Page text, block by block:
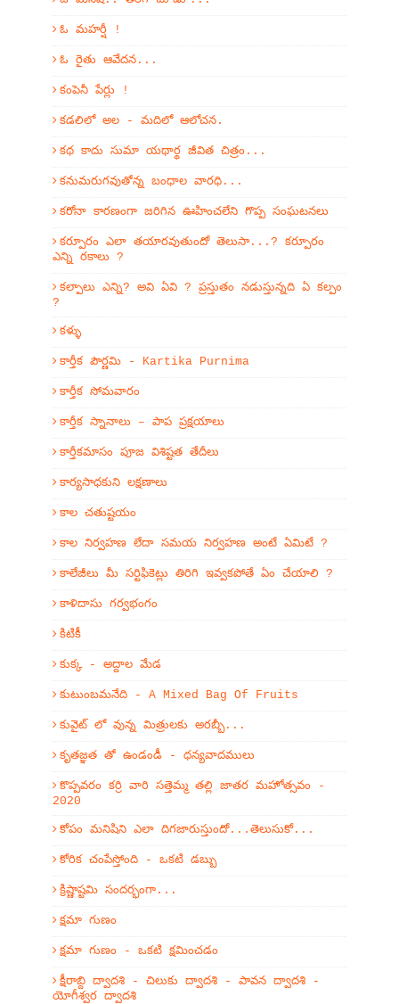
ఓ మహర్షీ !
ఓ రైతు ఆవేదన...
కంపెనీ పేర్లు !
కడలిలో అల - మదిలో ఆలోచన.
కథ కాదు సుమా యథార్థ జీవిత చిత్రం...
కనుమరుగవుతోన్న బంధాల వారధి...
కరోనా కారణంగా జరిగిన ఊహించలేని గొప్ప సంఘటనలు
కర్పూరం ఎలా తయారవుతుందో తెలుసా...? కర్పూరం
ఎన్ని రకాలు ?
కల్పాలు ఎన్ని? అవి ఏవి ? ప్రస్తుతం నడుస్తున్నది ఏ కల్పం
?
కళ్ళు
కార్తీక పౌర్ణమి - Kartika Purnima
కార్తీక సోమవారం
కార్తీక స్నానాలు – పాప ప్రక్షయాలు
కార్తీకమాసం పూజ విశిష్టత తేదీలు
కార్యసాధకుని లక్షణాలు
కాల చతుష్టయం
కాల నిర్వహణ లేదా సమయ నిర్వహణ అంటే ఏమిటే ?
కాలేజీలు మీ సర్టిఫికెట్లు తిరిగి ఇవ్వకపోతే ఏం చేయాలి ?
కాళిదాసు గర్వభంగం
కిటికీ
కుక్క - అద్దాల మేడ
కుటుంబమనేది - A Mixed Bag Of Fruits
కువైట్ లో వున్న మిత్రులకు అరబ్బీ...
కృతజ్ఞత తో ఉండండీ - ధన్యవాదములు
కొప్పవరం కర్రి వారి సత్తెమ్మ తల్లి జాతర మహోత్సవం -
2020
కోపం మనిషిని ఎలా దిగజారుస్తుందో...తెలుసుకో...
కోరిక చంపేస్తోంది - ఒకటి డబ్బు
క్రిష్ణాష్టమి సందర్భంగా...
క్షమా గుణం
క్షమా గుణం - ఒకటి క్షమించడం
క్షీరాబ్ది ద్వాదశి - చిలుకు ద్వాదశి - పావన ద్వాదశి -
యోగీశ్వర ద్వాదశి